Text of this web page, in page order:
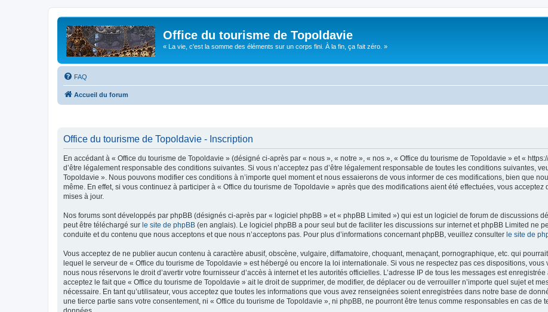
Office du tourisme de Topoldavie
« La vie, c'est la somme des éléments sur un corps fini. À la fin, ça fait zéro. »
FAQ
Accueil du forum
Office du tourisme de Topoldavie - Inscription
En accédant à « Office du tourisme de Topoldavie » (désigné ci-après par « nous », « notre », « nos », « Office du tourisme de Topoldavie » et «
d’être légalement responsable des conditions suivantes. Si vous n’acceptez pas d’être légalement responsable de toutes les conditions suivantes,
Topoldavie ». Nous pouvons modifier ces conditions à n’importe quel moment et nous essaierons de vous informer de ces modifications, bien que
même. En effet, si vous continuez à participer à « Office du tourisme de Topoldavie » après que des modifications aient été effectuées, vous
mises à jour.
Nos forums sont développés par phpBB (désignés ci-après par « logiciel phpBB » et « phpBB Limited ») qui est un logiciel de forum de discussions
peut être téléchargé sur le site de phpBB (en anglais). Le logiciel phpBB a pour seul but de faciliter les discussions sur internet et phpBB Limited ne
conduite et du contenu que nous acceptons et que nous n’acceptons pas. Pour plus d’informations concernant phpBB, veuillez consulter le site de
Vous acceptez de ne publier aucun contenu à caractère abusif, obscène, vulgaire, diffamatoire, choquant, menaçant, pornographique, etc. qui
lequel le serveur de « Office du tourisme de Topoldavie » est hébergé ou encore la loi internationale. Si vous ne respectez pas ces dispositions,
nous nous réservons le droit d’avertir votre fournisseur d’accès à internet et les autorités officielles. L’adresse IP de tous les messages est
acceptez le fait que « Office du tourisme de Topoldavie » ait le droit de supprimer, de modifier, de déplacer ou de verrouiller n’importe quel sujet et
nécessaire. En tant qu’utilisateur, vous acceptez que toutes les informations que vous avez renseignées soient enregistrées dans notre base de
une tierce partie sans votre consentement, ni « Office du tourisme de Topoldavie », ni phpBB, ne pourront être tenus comme responsables en cas